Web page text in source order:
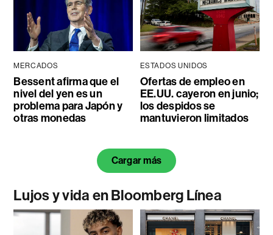
MERCADOS
Bessent afirma que el
nivel del yen es un
problema para Japón y
otras monedas
ESTADOS UNIDOS
Ofertas de empleo en
EE.UU. cayeron en junio;
los despidos se
mantuvieron limitados
Cargar más
Lujos y vida en Bloomberg Línea